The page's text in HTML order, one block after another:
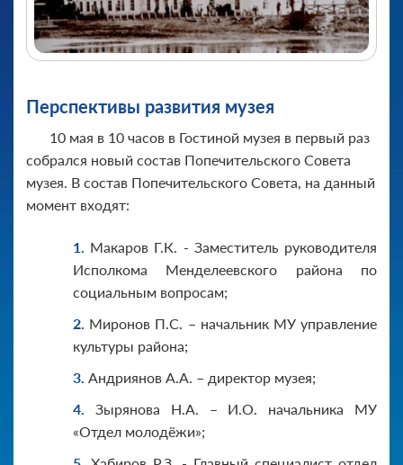
Перспективы развития музея
10 мая в 10 часов в Гостиной музея в первый раз
собрался новый состав Попечительского Совета
музея. В состав Попечительского Совета, на данный
момент входят:
Макаров Г.К. - Заместитель руководителя
Исполкома Менделеевского района по
социальным вопросам;
Миронов П.С. – начальник МУ управление
культуры района;
Андриянов А.А. – директор музея;
Зырянова Н.А. – И.О. начальника МУ
«Отдел молодёжи»;